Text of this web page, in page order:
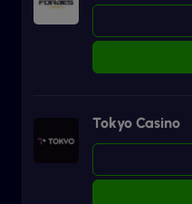
Tokyo Casino